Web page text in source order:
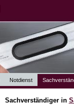
Notdienst
Sachverständiger in